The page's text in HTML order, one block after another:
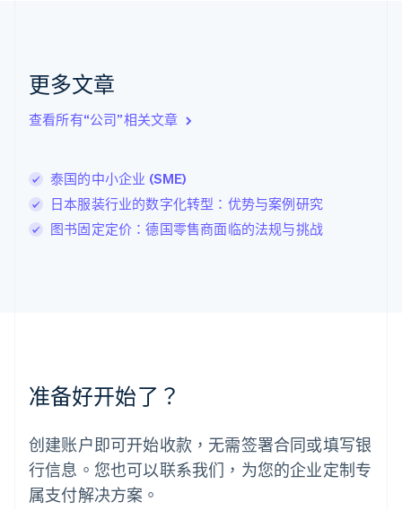
更多文章
查看所有“公司”相关文章
泰国的中小企业 (SME)
日本服装行业的数字化转型：优势与案例研究
图书固定定价：德国零售商面临的法规与挑战
准备好开始了？
创建账户即可开始收款，无需签署合同或填写银
行信息。您也可以联系我们，为您的企业定制专
属支付解决方案。
立陶宛
列支敦士登
FrançaisDeutsch English
罗马尼亚
English
马尔他
English
葡萄牙
日本
日本語English
瑞典
SvenskaEnglish